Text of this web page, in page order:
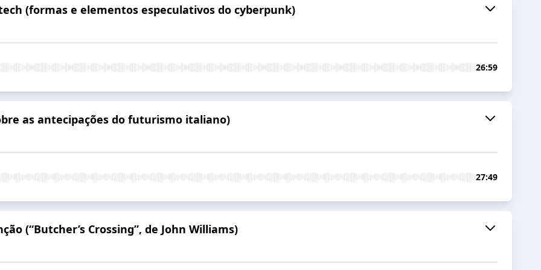
(formas e elementos especulativos do cyberpunk)
26:59
as antecipações do futurismo italiano)
27:49
(“Butcher’s Crossing”, de John Williams)